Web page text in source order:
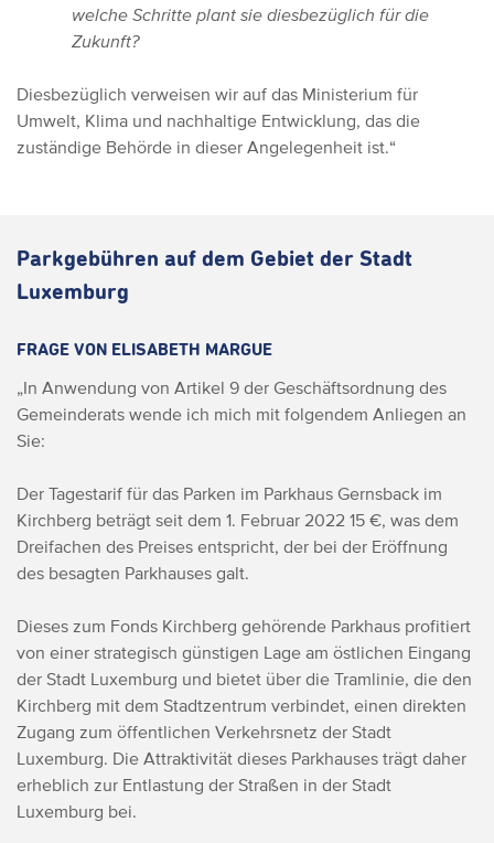
welche Schritte plant sie diesbezüglich für die
Zukunft?
Diesbezüglich verweisen wir auf das Ministerium für
Umwelt, Klima und nachhaltige Entwicklung, das die
zuständige Behörde in dieser Angelegenheit ist.“
Parkgebühren auf dem Gebiet der Stadt
Luxemburg
FRAGE VON ELISABETH MARGUE
„In Anwendung von Artikel 9 der Geschäftsordnung des
Gemeinderats wende ich mich mit folgendem Anliegen an
Sie:
Der Tagestarif für das Parken im Parkhaus Gernsback im
Kirchberg beträgt seit dem 1. Februar 2022 15 €, was dem
Dreifachen des Preises entspricht, der bei der Eröffnung
des besagten Parkhauses galt.
Dieses zum Fonds Kirchberg gehörende Parkhaus profitiert
von einer strategisch günstigen Lage am östlichen Eingang
der Stadt Luxemburg und bietet über die Tramlinie, die den
Kirchberg mit dem Stadtzentrum verbindet, einen direkten
Zugang zum öffentlichen Verkehrsnetz der Stadt
Luxemburg. Die Attraktivität dieses Parkhauses trägt daher
erheblich zur Entlastung der Straßen in der Stadt
Luxemburg bei.